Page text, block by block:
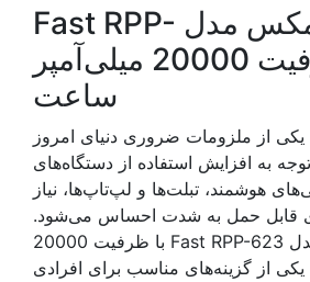
پاوربانک ریمکس مدل Fast RPP-
623: ظرفیت 20000 میلی‌آمپر
ساعت
یکی از ملزومات ضروری دنیای امروز
به افزایش استفاده از دستگاه‌های
هوشمند، تبلت‌ها و لپ‌تاپ‌ها، نیاز
قابل حمل به شدت احساس می‌شود.
پاوربانک ریمکس مدل Fast RPP-623 با ظرفیت 20000
از گزینه‌های مناسب برای افرادی